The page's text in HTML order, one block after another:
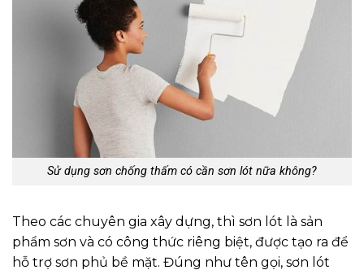
Sử dụng sơn chống thấm có cần sơn lót nữa không?
Theo các chuyên gia xây dựng, thì sơn lót là sản
phẩm sơn và có công thức riêng biệt, được tạo ra để
hỗ trợ sơn phủ bề mặt. Đúng như tên gọi, sơn lót